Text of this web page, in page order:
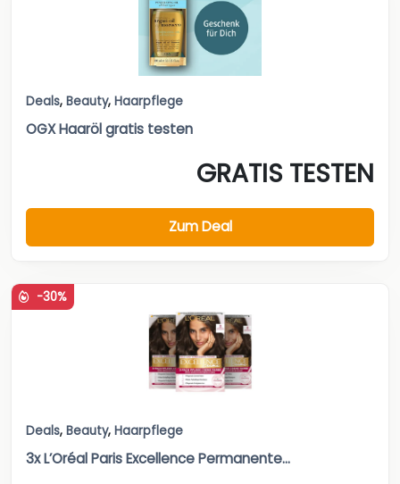
Deals, Beauty, Haarpflege
OGX Haaröl gratis testen
GRATIS TESTEN
Zum Deal
-30%
Deals, Beauty, Haarpflege
3x L’Oréal Paris Excellence Permanente...